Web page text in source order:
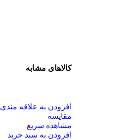
کالاهای مشابه
افزودن به علاقه مندی
مقایسه
مشاهده سریع
افزودن به سبد خرید